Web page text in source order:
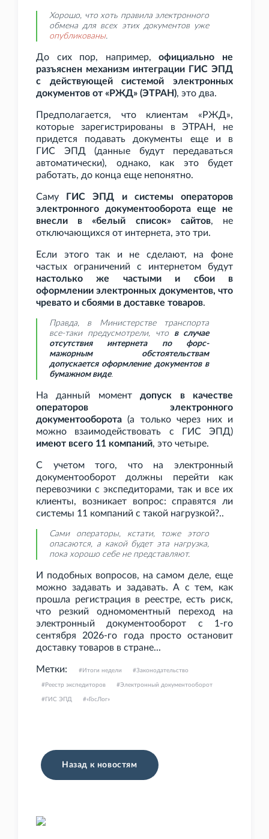
Хорошо, что хоть правила электронного
обмена для всех этих документов уже
опубликованы.
До сих пор, например,официально не
разъяснен механизм интеграции ГИС ЭПД
с действующей системой электронных
документов от «РЖД» (ЭТРАН), это два.
Предполагается, что клиентам «РЖД»,
которые зарегистрированы в ЭТРАН, не
придется подавать документы еще и в
ГИС
ЭПД (данные будут передаваться
автоматически), однако, как это будет
работать, до конца еще непонятно.
Саму ГИС
ЭПД и системы операторов
электронного документооборота еще не
внесли в «белый список» сайтов, не
отключающихся от интернета, это три.
Если этого так и не сделают, на фоне
частых ограничений с интернетом будут
настолько же частыми и сбои в
оформлении электронных документов, что
чревато и сбоями в доставке товаров.
Правда, в Министерстве транспорта
все-таки предусмотрели, что в случае
отсутствия интернета по форс-
мажорным обстоятельствам
допускается оформление документов в
бумажном виде.
На данный моментдопуск в качестве
операторов электронного
документооборота (а только через них и
можно взаимодействовать с ГИС
ЭПД)
имеют всего 11 компаний, это четыре.
С учетом того, что на электронный
документооборот должны перейти как
перевозчики с экспедиторами, так и все их
клиенты, возникает вопрос: справятся ли
системы 11 компаний с такой нагрузкой?..
Сами операторы, кстати, тоже этого
опасаются, а какой будет эта нагрузка,
пока хорошо себе не представляют.
И подобных вопросов, на самом деле, еще
можно задавать и задавать. А с тем, как
прошла регистрация в реестре, есть риск,
что резкий одномоментный переход на
электронный документооборот с 1-го
сентября 2026-го года просто остановит
доставку товаров в стране...
Метки: Итоги недели Законодательство
Реестр экспедиторов Электронный документооборот
ГИС ЭПД «ГосЛог»
Назад к новостям